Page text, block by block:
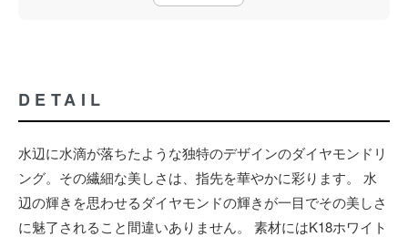
DETAIL
水辺に水滴が落ちたような独特のデザインのダイヤモンドリ
ング。その繊細な美しさは、指先を華やかに彩ります。 水
辺の輝きを思わせるダイヤモンドの輝きが一目でその美しさ
に魅了されること間違いありません。 素材にはK18ホワイト